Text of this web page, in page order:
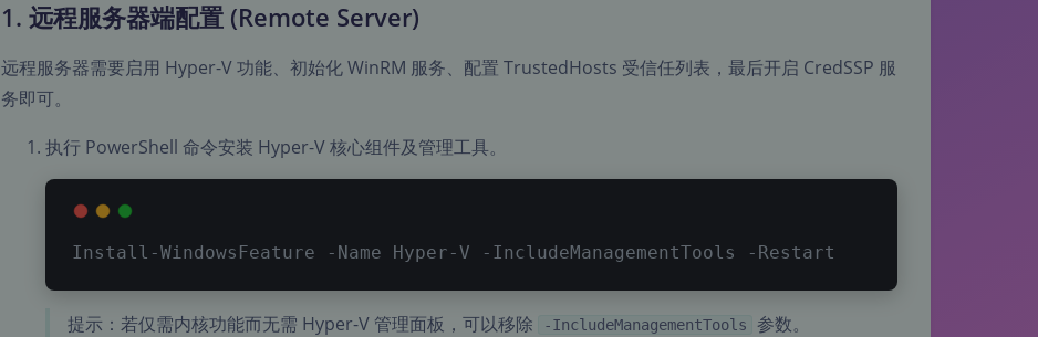
1. 远程服务器端配置 (Remote Server)
远程服务器需要启用 Hyper-V 功能、初始化 WinRM 服务、配置 TrustedHosts 受信任列表，最后开启 CredSSP 服
务即可。
执行 PowerShell 命令安装 Hyper-V 核心组件及管理工具。
Install-WindowsFeature -Name Hyper-V -IncludeManagementTools -Restart
提示：若仅需内核功能而无需 Hyper-V 管理面板，可以移除 -IncludeManagementTools
参数。